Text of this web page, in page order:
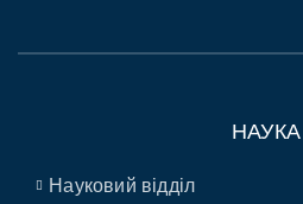
НАУКА
Науковий відділ